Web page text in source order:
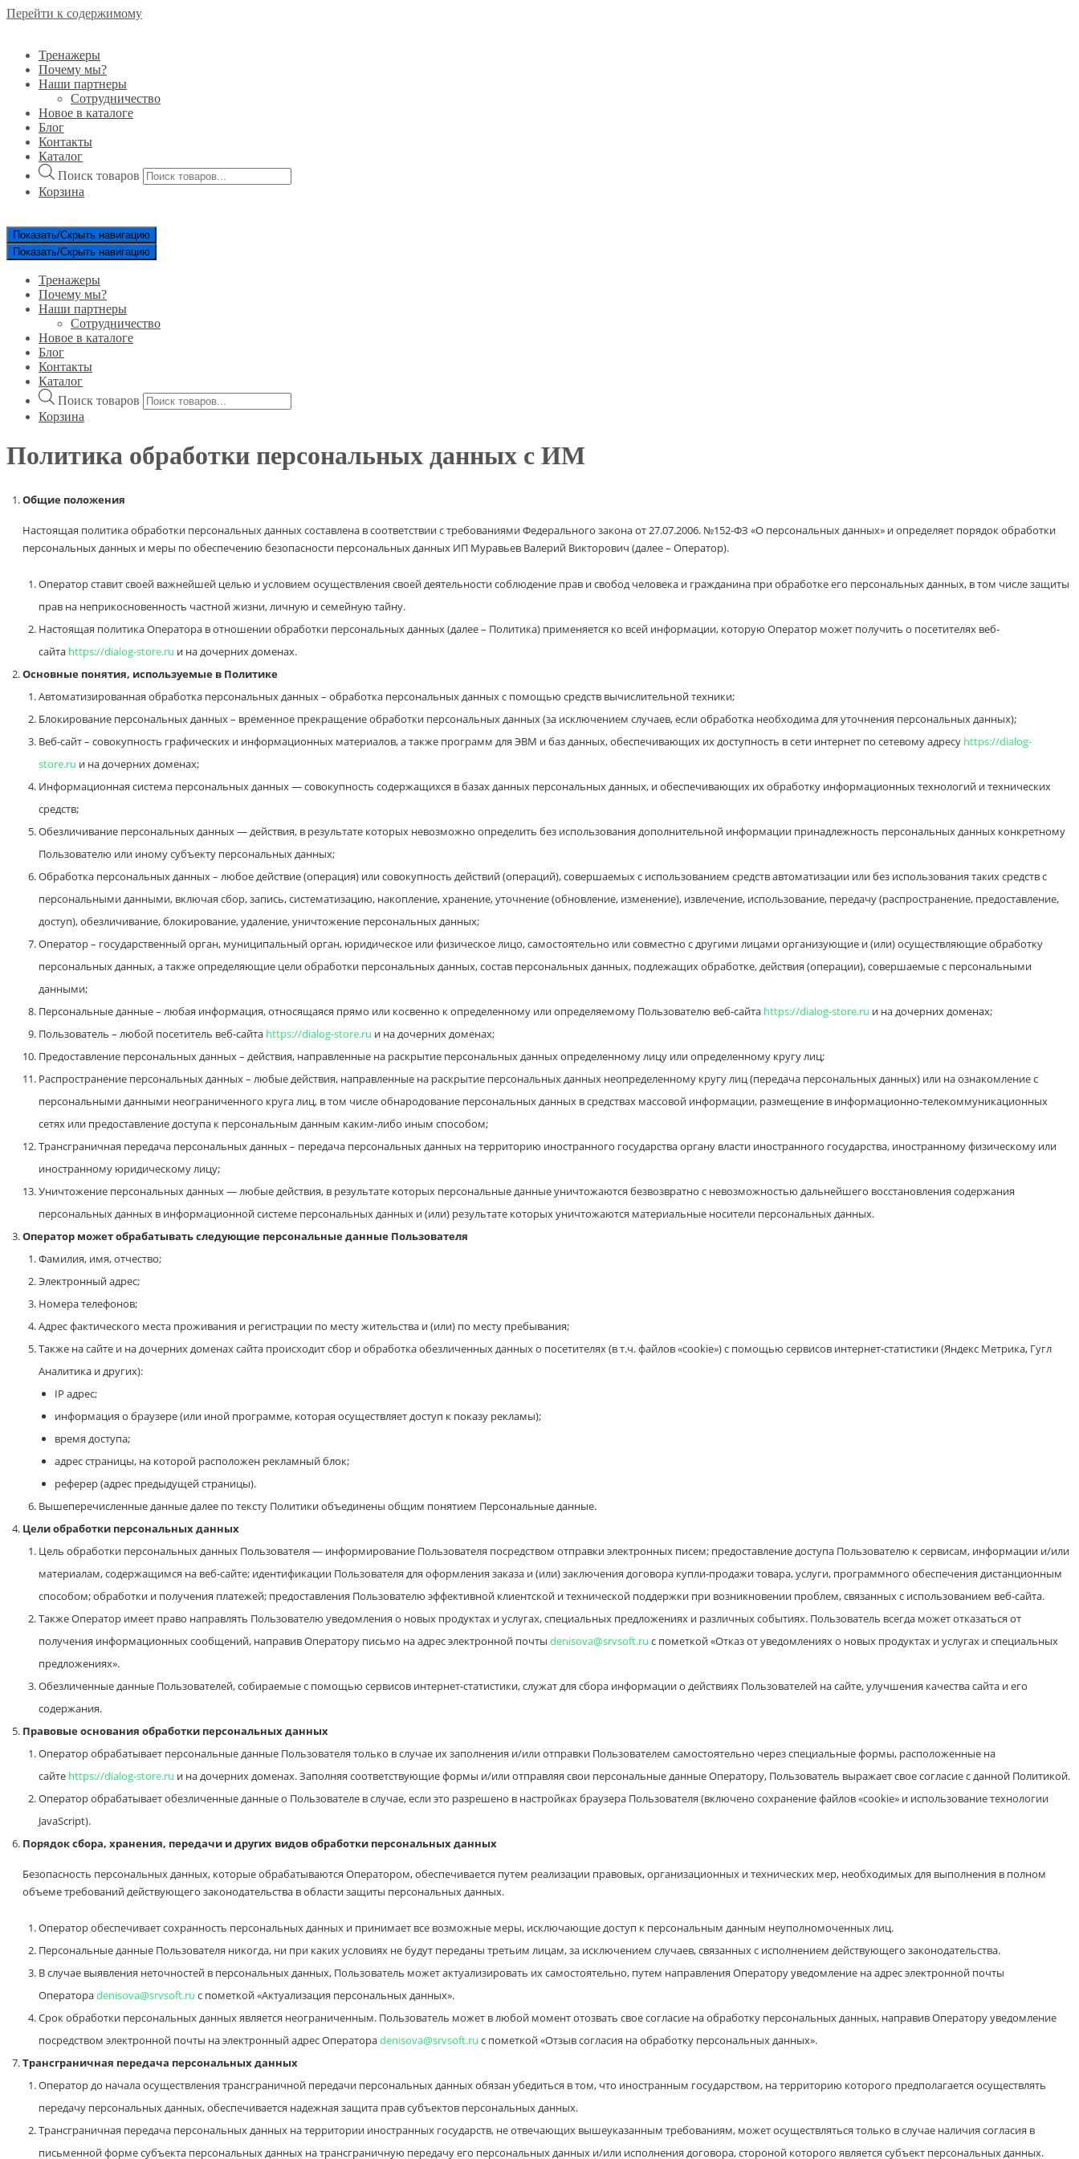
Перейти к содержимому
Тренажеры
Почему мы?
Наши партнеры
Сотрудничество
Новое в каталоге
Блог
Контакты
Каталог
Поиск товаров
Корзина
Показать/Скрыть навигацию
Показать/Скрыть навигацию
Тренажеры
Почему мы?
Наши партнеры
Сотрудничество
Новое в каталоге
Блог
Контакты
Каталог
Поиск товаров
Корзина
Политика обработки персональных данных с ИМ
Общие положения
Настоящая политика обработки персональных данных составлена в соответствии с требованиями Федерального закона от 27.07.2006. №152-ФЗ «О персональных данных» и определяет порядок обработки
персональных данных и меры по обеспечению безопасности персональных данных ИП Муравьев Валерий Викторович (далее – Оператор).
Оператор ставит своей важнейшей целью и условием осуществления своей деятельности соблюдение прав и свобод человека и гражданина при обработке его персональных данных, в том числе защиты
прав на неприкосновенность частной жизни, личную и семейную тайну.
Настоящая политика Оператора в отношении обработки персональных данных (далее – Политика) применяется ко всей информации, которую Оператор может получить о посетителях веб-
сайта https://dialog-store.ru и на дочерних доменах.
Основные понятия, используемые в Политике
Автоматизированная обработка персональных данных – обработка персональных данных с помощью средств вычислительной техники;
Блокирование персональных данных – временное прекращение обработки персональных данных (за исключением случаев, если обработка необходима для уточнения персональных данных);
Веб-сайт – совокупность графических и информационных материалов, а также программ для ЭВМ и баз данных, обеспечивающих их доступность в сети интернет по сетевому адресу https://dialog-
store.ru и на дочерних доменах;
Информационная система персональных данных — совокупность содержащихся в базах данных персональных данных, и обеспечивающих их обработку информационных технологий и технических
средств;
Обезличивание персональных данных — действия, в результате которых невозможно определить без использования дополнительной информации принадлежность персональных данных конкретному
Пользователю или иному субъекту персональных данных;
Обработка персональных данных – любое действие (операция) или совокупность действий (операций), совершаемых с использованием средств автоматизации или без использования таких средств с
персональными данными, включая сбор, запись, систематизацию, накопление, хранение, уточнение (обновление, изменение), извлечение, использование, передачу (распространение, предоставление,
доступ), обезличивание, блокирование, удаление, уничтожение персональных данных;
Оператор – государственный орган, муниципальный орган, юридическое или физическое лицо, самостоятельно или совместно с другими лицами организующие и (или) осуществляющие обработку
персональных данных, а также определяющие цели обработки персональных данных, состав персональных данных, подлежащих обработке, действия (операции), совершаемые с персональными
данными;
Персональные данные – любая информация, относящаяся прямо или косвенно к определенному или определяемому Пользователю веб-сайта https://dialog-store.ru и на дочерних доменах;
Пользователь – любой посетитель веб-сайта https://dialog-store.ru и на дочерних доменах;
Предоставление персональных данных – действия, направленные на раскрытие персональных данных определенному лицу или определенному кругу лиц;
Распространение персональных данных – любые действия, направленные на раскрытие персональных данных неопределенному кругу лиц (передача персональных данных) или на ознакомление с
персональными данными неограниченного круга лиц, в том числе обнародование персональных данных в средствах массовой информации, размещение в информационно-телекоммуникационных
сетях или предоставление доступа к персональным данным каким-либо иным способом;
Трансграничная передача персональных данных – передача персональных данных на территорию иностранного государства органу власти иностранного государства, иностранному физическому или
иностранному юридическому лицу;
Уничтожение персональных данных — любые действия, в результате которых персональные данные уничтожаются безвозвратно с невозможностью дальнейшего восстановления содержания
персональных данных в информационной системе персональных данных и (или) результате которых уничтожаются материальные носители персональных данных.
Оператор может обрабатывать следующие персональные данные Пользователя
Фамилия, имя, отчество;
Электронный адрес;
Номера телефонов;
Адрес фактического места проживания и регистрации по месту жительства и (или) по месту пребывания;
Также на сайте и на дочерних доменах сайта происходит сбор и обработка обезличенных данных о посетителях (в т.ч. файлов «cookie») с помощью сервисов интернет-статистики (Яндекс Метрика, Гугл
Аналитика и других):
IP адрес;
информация о браузере (или иной программе, которая осуществляет доступ к показу рекламы);
время доступа;
адрес страницы, на которой расположен рекламный блок;
реферер (адрес предыдущей страницы).
Вышеперечисленные данные далее по тексту Политики объединены общим понятием Персональные данные.
Цели обработки персональных данных
Цель обработки персональных данных Пользователя — информирование Пользователя посредством отправки электронных писем; предоставление доступа Пользователю к сервисам, информации и/или
материалам, содержащимся на веб-сайте; идентификации Пользователя для оформления заказа и (или) заключения договора купли-продажи товара, услуги, программного обеспечения дистанционным
способом; обработки и получения платежей; предоставления Пользователю эффективной клиентской и технической поддержки при возникновении проблем, связанных с использованием веб-сайта.
Также Оператор имеет право направлять Пользователю уведомления о новых продуктах и услугах, специальных предложениях и различных событиях. Пользователь всегда может отказаться от
получения информационных сообщений, направив Оператору письмо на адрес электронной почты denisova@srvsoft.ru с пометкой «Отказ от уведомлениях о новых продуктах и услугах и специальных
предложениях».
Обезличенные данные Пользователей, собираемые с помощью сервисов интернет-статистики, служат для сбора информации о действиях Пользователей на сайте, улучшения качества сайта и его
содержания.
Правовые основания обработки персональных данных
Оператор обрабатывает персональные данные Пользователя только в случае их заполнения и/или отправки Пользователем самостоятельно через специальные формы, расположенные на
сайте https://dialog-store.ru и на дочерних доменах. Заполняя соответствующие формы и/или отправляя свои персональные данные Оператору, Пользователь выражает свое согласие с данной Политикой.
Оператор обрабатывает обезличенные данные о Пользователе в случае, если это разрешено в настройках браузера Пользователя (включено сохранение файлов «cookie» и использование технологии
JavaScript).
Порядок сбора, хранения, передачи и других видов обработки персональных данных
Безопасность персональных данных, которые обрабатываются Оператором, обеспечивается путем реализации правовых, организационных и технических мер, необходимых для выполнения в полном
объеме требований действующего законодательства в области защиты персональных данных.
Оператор обеспечивает сохранность персональных данных и принимает все возможные меры, исключающие доступ к персональным данным неуполномоченных лиц.
Персональные данные Пользователя никогда, ни при каких условиях не будут переданы третьим лицам, за исключением случаев, связанных с исполнением действующего законодательства.
В случае выявления неточностей в персональных данных, Пользователь может актуализировать их самостоятельно, путем направления Оператору уведомление на адрес электронной почты
Оператораdenisova@srvsoft.ru с пометкой «Актуализация персональных данных».
Срок обработки персональных данных является неограниченным. Пользователь может в любой момент отозвать свое согласие на обработку персональных данных, направив Оператору уведомление
посредством электронной почты на электронный адрес Оператораdenisova@srvsoft.ru с пометкой «Отзыв согласия на обработку персональных данных».
Трансграничная передача персональных данных
Оператор до начала осуществления трансграничной передачи персональных данных обязан убедиться в том, что иностранным государством, на территорию которого предполагается осуществлять
передачу персональных данных, обеспечивается надежная защита прав субъектов персональных данных.
Трансграничная передача персональных данных на территории иностранных государств, не отвечающих вышеуказанным требованиям, может осуществляться только в случае наличия согласия в
письменной форме субъекта персональных данных на трансграничную передачу его персональных данных и/или исполнения договора, стороной которого является субъект персональных данных.